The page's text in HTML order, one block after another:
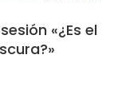
«¿Es el